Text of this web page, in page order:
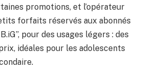
promotions, et l’opérateur
forfaits réservés aux abonnés
pour des usages légers : des
idéales pour les adolescents